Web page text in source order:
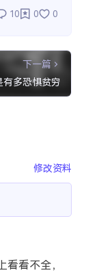
10 0 0
下一篇
有多恐惧贫穷
修改资料
看看不全，